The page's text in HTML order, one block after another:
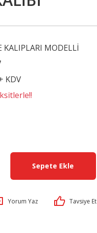
KALIPLARI MODELLİ
KDV
Sepete Ekle
Yorum Yaz Tavsiye Et